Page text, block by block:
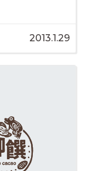
2013.1.29